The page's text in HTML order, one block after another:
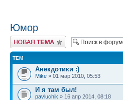
Юмор
Начать новую тему
ТЕМ
Анекдотики :)
Mike » 01 мар 2010, 05:53
И я там был!
pavluchik » 16 апр 2014, 08:18